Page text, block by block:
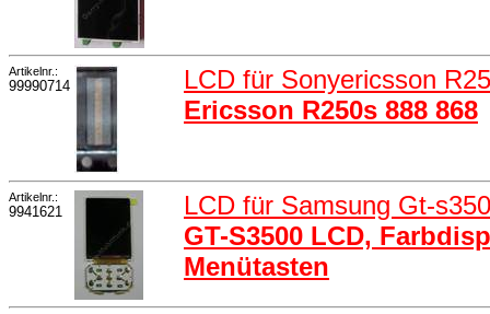
Artikelnr.:
99990714
LCD für Sonyericsson
Ericsson R250s 888 868
Artikelnr.:
9941621
LCD für Samsung Gt-
GT-S3500 LCD,
Menütasten